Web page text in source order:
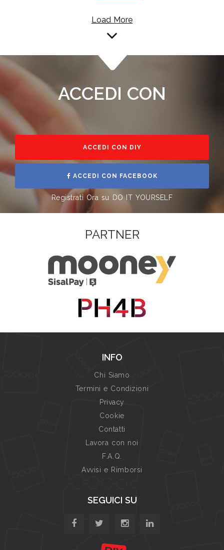
Load More
ACCEDI CON
ACCEDI CON DIY
ACCEDI CON FACEBOOK
Registrati Ora su DO IT YOURSELF
PARTNER
INFO
Chi Siamo
Termini e Condizioni
Privacy
Cookie
Contatti
Lavora con noi
F.A.Q.
Avvisi e Rimborsi
SEGUICI SU